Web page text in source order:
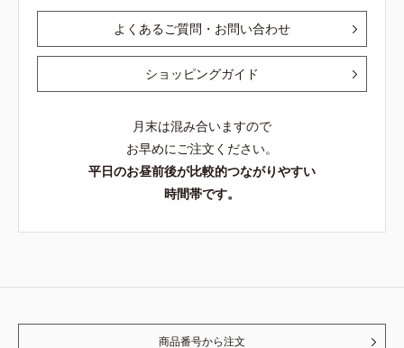
よくあるご質問・お問い合わせ
ショッピングガイド
月末は混み合いますので
お早めにご注文ください。
平日のお昼前後が比較的つながりやすい
時間帯です。
商品番号から注文